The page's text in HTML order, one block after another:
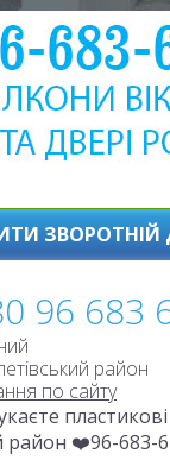
ЗВОРОТНІЙ
96 683
район
по сайту
пластикові
район ❤️96-683-